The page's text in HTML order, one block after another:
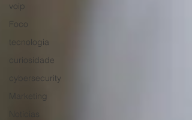
voip
Foco
tecnologia
curiosidade
cybersecurity
Marketing